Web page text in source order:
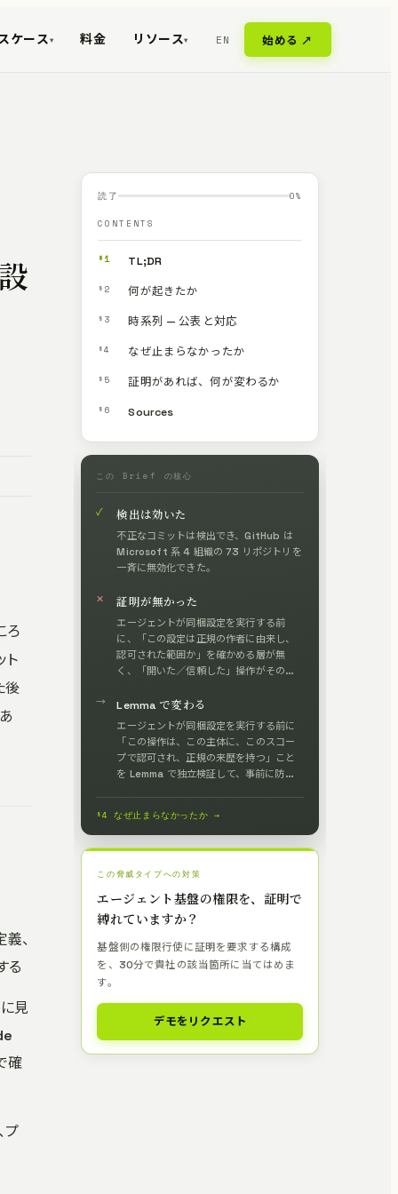
ケース ▾ 料金 リソース▾ EN 始める ↗
ろ
ト
後
、
る
見
確
プ
読了 0%
CONTENTS
§1 TL;DR
§2 何が起きたか
§3 時系列 — 公表と対応
§4 なぜ止まらなかったか
§5 証明があれば、何が変わるか
§6 Sources
この Brief の核心
✓ 検出は効いた
不正なコミットは検出でき、GitHub は
Microsoft 系 4 組織の 73 リポジトリを
一斉に無効化できた。
✕ 証明が無かった
エージェントが同梱設定を実行する前
に、「この設定は正規の作者に由来し、
認可された範囲か」を確かめる層が無
く、「開いた／信頼した」操作がそのま
→
Lemma で変わる
エージェントが同梱設定を実行する前に
「この操作は、この主体に、このスコー
プで認可され、正規の来歴を持つ」こと
を Lemma で独立検証して、事前に防
§4 なぜ止まらなかったか →
この脅威タイプへの対策
エージェント基盤の権限を、証明で
縛れていますか？
基盤側の権限行使に証明を要求する構成
を、30分で貴社の該当箇所に当てはめま
す。
デモをリクエスト